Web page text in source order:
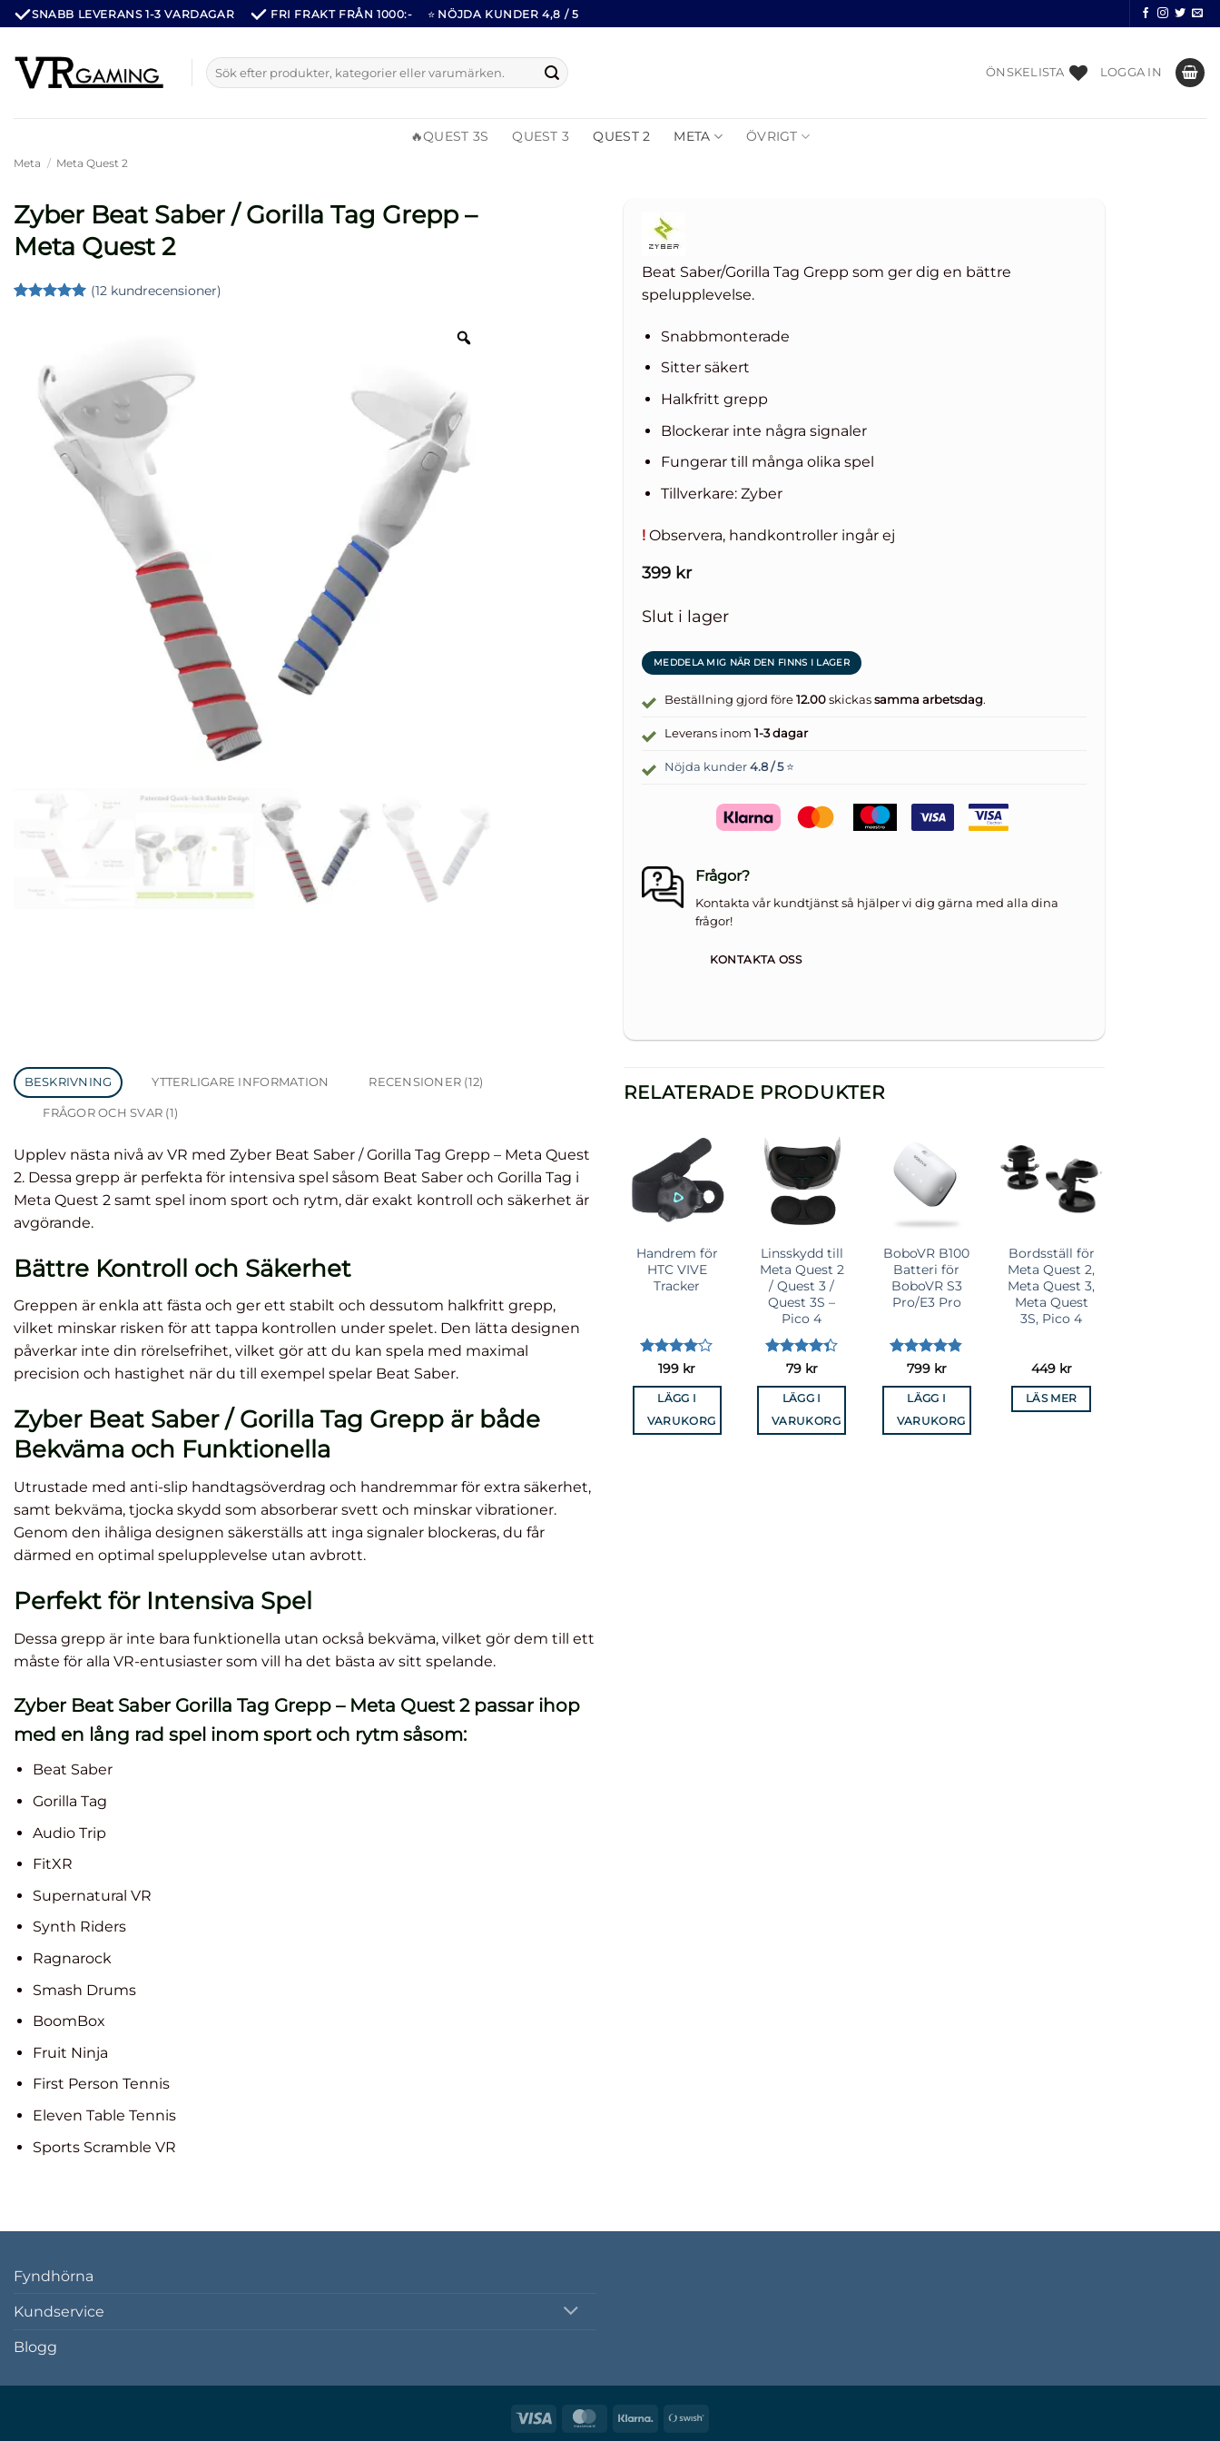
Hoppa
till
innehåll
SNABB LEVERANS 1-3 VARDAGAR FRI FRAKT FRÅN 1000:- ⭐ NÖJDA KUNDER 4,8 / 5
Sök
efter:
ÖNSKELISTA LOGGA IN
🔥QUEST 3S QUEST 3 QUEST 2 META ÖVRIGT
Meta / Meta Quest 2
Zyber Beat Saber / Gorilla Tag Grepp –
Meta Quest 2
(12 kundrecensioner)
Beat Saber/Gorilla Tag Grepp som ger dig en bättre
spelupplevelse.
Snabbmonterade
Sitter säkert
Halkfritt grepp
Blockerar inte några signaler
Fungerar till många olika spel
Tillverkare: Zyber
! Observera, handkontroller ingår ej
399 kr
Slut i lager
Beställning gjord före 12.00 skickas samma arbetsdag.
Leverans inom 1-3 dagar
Nöjda kunder 4.8 / 5⭐
Frågor?
Kontakta vår kundtjänst så hjälper vi dig gärna med alla dina
frågor!
KONTAKTA OSS
BESKRIVNING YTTERLIGARE INFORMATION RECENSIONER (12)
FRÅGOR OCH SVAR (1)
Upplev nästa nivå av VR med Zyber Beat Saber / Gorilla Tag Grepp – Meta Quest
2. Dessa grepp är perfekta för intensiva spel såsom Beat Saber och Gorilla Tag i
Meta Quest 2 samt spel inom sport och rytm, där exakt kontroll och säkerhet är
avgörande.
Bättre Kontroll och Säkerhet
Greppen är enkla att fästa och ger ett stabilt och dessutom halkfritt grepp,
vilket minskar risken för att tappa kontrollen under spelet. Den lätta designen
påverkar inte din rörelsefrihet, vilket gör att du kan spela med maximal
precision och hastighet när du till exempel spelar Beat Saber.
Zyber Beat Saber / Gorilla Tag Grepp är både
Bekväma och Funktionella
Utrustade med anti-slip handtagsöverdrag och handremmar för extra säkerhet,
samt bekväma, tjocka skydd som absorberar svett och minskar vibrationer.
Genom den ihåliga designen säkerställs att inga signaler blockeras, du får
därmed en optimal spelupplevelse utan avbrott.
Perfekt för Intensiva Spel
Dessa grepp är inte bara funktionella utan också bekväma, vilket gör dem till ett
måste för alla VR-entusiaster som vill ha det bästa av sitt spelande.
Zyber Beat Saber Gorilla Tag Grepp – Meta Quest 2 passar ihop
med en lång rad spel inom sport och rytm såsom:
Beat Saber
Gorilla Tag
Audio Trip
FitXR
Supernatural VR
Synth Riders
Ragnarock
Smash Drums
BoomBox
Fruit Ninja
First Person Tennis
Eleven Table Tennis
Sports Scramble VR
RELATERADE PRODUKTER
Lägg till i
önskelista
Handrem för
HTC VIVE
Tracker
Betygsatt
199 kr
LÄGG I
VARUKORG
Lägg till i
önskelista
Linsskydd till
Meta Quest 2
/ Quest 3 /
Quest 3S –
Pico 4
Betygsatt
79 kr
LÄGG I
VARUKORG
Lägg till i
önskelista
BoboVR B100
Batteri för
BoboVR S3
Pro/E3 Pro
Betygsatt
799 kr
LÄGG I
VARUKORG
Lägg till i
önskelista
Bordsställ för
Meta Quest 2,
Meta Quest 3,
Meta Quest
3S, Pico 4
449 kr
LÄS MER
Lägg till i
Pingisrack
grepp – Meta
Quest 2
Betygsatt
4.53 av 5
349 kr
Lägg till i
önskelista
med RGB –
3S/3/2/Pro
799kr
VARUKORG
Lägg till i
Betygsatt
4.36av 5
399kr
Lägg till i
önskelista
3S, Pico 4,
PSVR 2 m.fl.
VARUKORG
Fyndhörna
Kundservice
Blogg
Visa MasterCard
Klarna
Swish